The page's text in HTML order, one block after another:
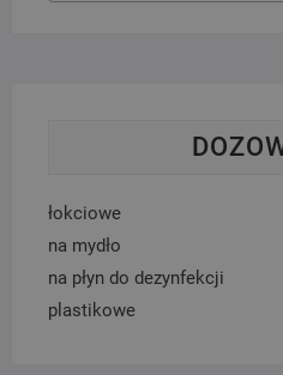
łokciowe
na mydło
na płyn do dezynfekcji
plastikowe